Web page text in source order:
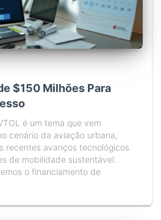
$150 Milhões Para
é um tema que vem
cenário da aviação urbana,
recentes avanços tecnológicos
de mobilidade sustentável.
o financiamento de